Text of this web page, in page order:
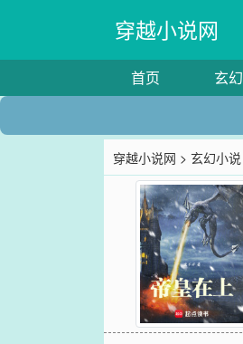
穿越小说网
首页 玄幻
穿越小说网 >玄幻小说